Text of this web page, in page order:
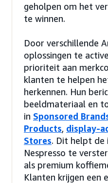
geholpen om het
te winnen.
Door verschillende
oplossingen te
prioriteit aan
klanten te helpen
herkennen. Hun
beeldmateriaal en
in Sponsored
Products, display-
Stores. Dit helpt de
Nespresso te
als premium
Klanten krijgen een